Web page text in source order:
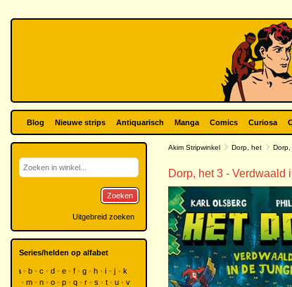
Blog Nieuwe strips Antiquarisch Manga Comics Curiosa
Akim Stripwinkel Dorp, het
Dorp, het 3 - Verdwaald
Zoeken
Uitgebreid zoeken
Series/helden op alfabet
a b c d e f g h i j
k
m n o p q r s t u
v